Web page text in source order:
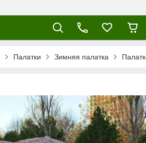
Палатки Зимняя палатка